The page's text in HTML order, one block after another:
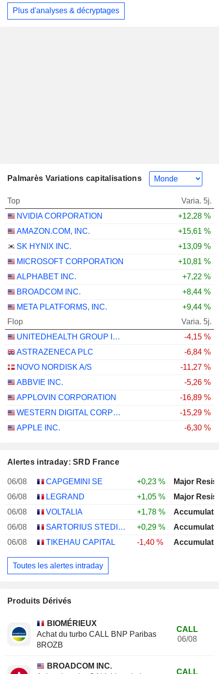
Plus d'analyses & décryptages
Palmarès Variations capitalisations
Top
Varia. 5j.
NVIDIA CORPORATION
+12,28 %
AMAZON.COM, INC.
+15,61 %
SK HYNIX INC.
+13,09 %
MICROSOFT CORPORATION
+10,81 %
ALPHABET INC.
+7,22 %
BROADCOM INC.
+8,44 %
META PLATFORMS, INC.
+9,44 %
Flop
Varia. 5j.
UNITEDHEALTH GROUP INC.
-4,15 %
ASTRAZENECA PLC
-6,84 %
NOVO NORDISK A/S
-11,27 %
ABBVIE INC.
-5,26 %
APPLOVIN CORPORATION
-16,89 %
WESTERN DIGITAL CORPORATION
-15,29 %
APPLE INC.
-6,30 %
Alertes intraday: SRD France
06/08 CAPGEMINI SE +0,23 %
Major
06/08
LEGRAND +1,05 %
Major
06/08
VOLTALIA +1,78 %
06/08
SARTORIUS STEDIM BIOTECH +0,29 %
06/08
TIKEHAU CAPITAL -1,40 %
Toutes les alertes intraday
Produits Dérivés
BIOMÉRIEUX
Achat du turbo CALL BNP Paribas
8ROZB
CALL
06/08
BROADCOM INC.
CALL